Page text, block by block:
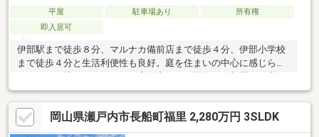
平屋 駐車場あり
所有権
即入居可
伊部駅まで徒歩８分、マルナカ備前店まで徒歩４分、伊部小学校
まで徒歩４分と生活利便性も良好。庭を住まいの中心に感じられ
望める間取りは、四季の移ろいを身近に感じながらゆったりとし
た時間を過ごせます。約８３坪の敷地は、ガーデニングや家庭菜
園、お子様やペットが遊べるスペースなど、多彩な使い方が可能
です。自分好みに住まいをつくりたい方や、古民家の趣を活かし
岡山県瀬戸内市長船町福里 2,280万円 3SLDK